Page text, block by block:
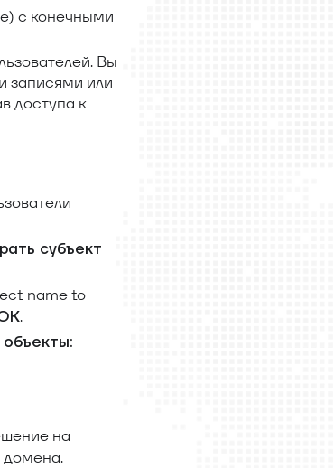
с конечными
Вы
записями или
доступа к
субъект
name to
.
на
домена.